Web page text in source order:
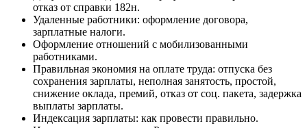
отказ от справки 182н.
Удаленные работники: оформление договора,
зарплатные налоги.
Оформление отношений с мобилизованными
работниками.
Правильная экономия на оплате труда: отпуска без
сохранения зарплаты, неполная занятость, простой,
снижение оклада, премий, отказ от соц. пакета, задержка
выплаты зарплаты.
Индексация зарплаты: как провести правильно.